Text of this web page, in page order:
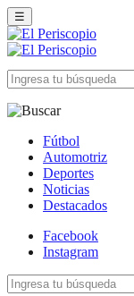
☰
Fútbol
Automotriz
Deportes
Noticias
Destacados
Facebook
Instagram